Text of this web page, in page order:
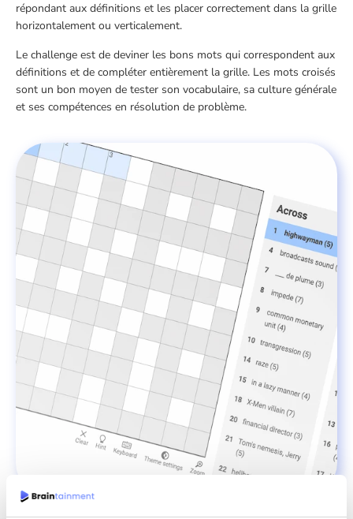
répondant aux définitions et les placer correctement dans la grille
horizontalement ou verticalement.
Le challenge est de deviner les bons mots qui correspondent aux
définitions et de compléter entièrement la grille. Les mots croisés
sont un bon moyen de tester son vocabulaire, sa culture générale
et ses compétences en résolution de problème.